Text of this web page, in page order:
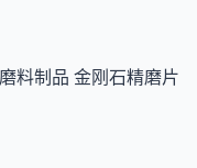
料制品 金刚石精磨片